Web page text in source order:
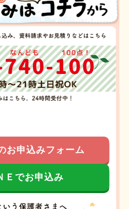
お申込みフォーム
Ｅでお申込み